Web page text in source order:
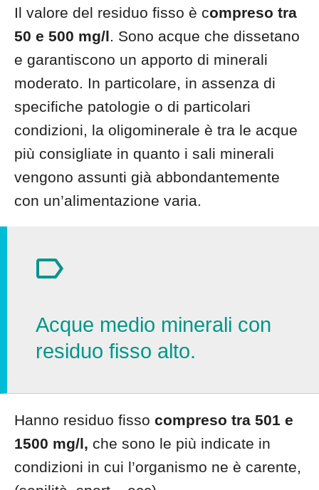
Il valore del residuo fisso è compreso tra
50 e 500 mg/l. Sono acque che dissetano
e garantiscono un apporto di minerali
moderato. In particolare, in assenza di
specifiche patologie o di particolari
condizioni, la oligominerale è tra le acque
più consigliate in quanto i sali minerali
vengono assunti già abbondantemente
con un’alimentazione varia.
Acque medio minerali con
residuo fisso alto.
Hanno residuo fisso compreso tra 501 e
1500 mg/l, che sono le più indicate in
condizioni in cui l’organismo ne è carente,